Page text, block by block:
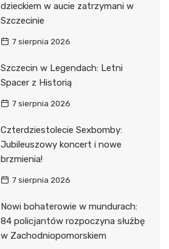
dzieckiem w aucie zatrzymani w
Szczecinie
7 sierpnia 2026
Szczecin w Legendach: Letni
Spacer z Historią
7 sierpnia 2026
Czterdziestolecie Sexbomby:
Jubileuszowy koncert i nowe
brzmienia!
7 sierpnia 2026
Nowi bohaterowie w mundurach:
84 policjantów rozpoczyna służbę
w Zachodniopomorskiem